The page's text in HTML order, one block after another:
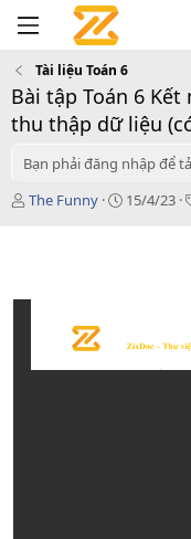
Tài liệu Toán 6
Bài tập Toán 6
thu thập dữ liệu
Bạn phải đăng nhập để
T
ả
The Funny
C15/4/23